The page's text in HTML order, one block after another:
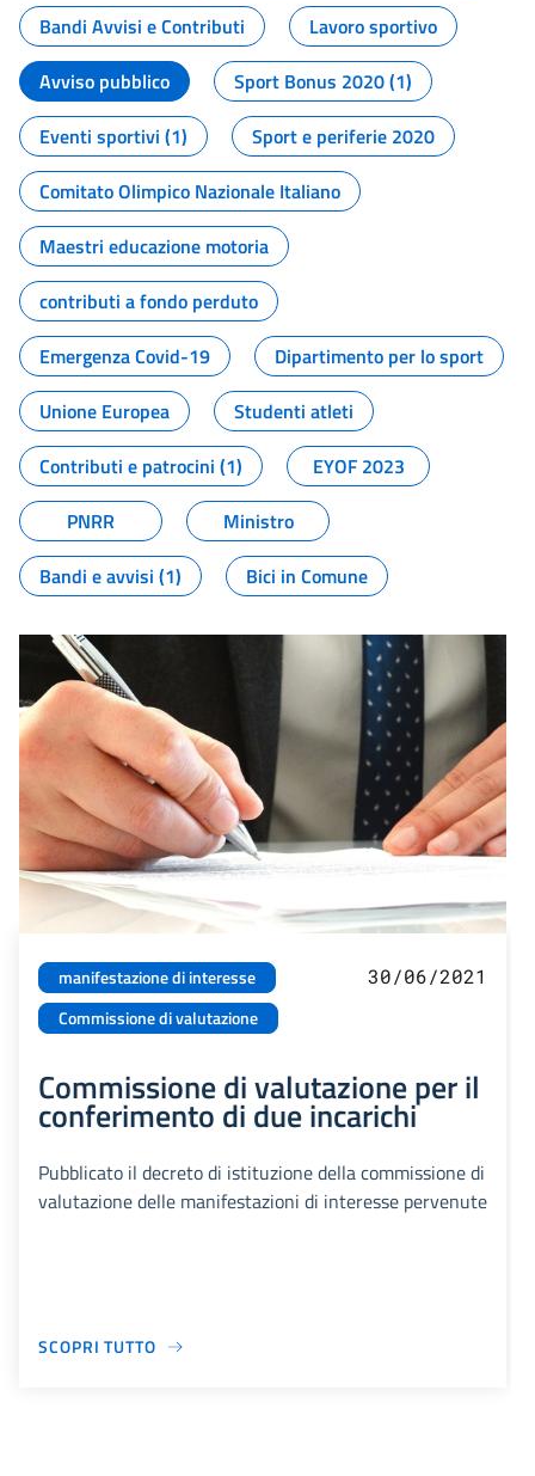
Bandi Avvisi e Contributi
Lavoro sportivo
Avviso pubblico
Sport Bonus 2020 (1)
Eventi sportivi (1)
Sport e periferie 2020
Comitato Olimpico Nazionale Italiano
Maestri educazione motoria
contributi a fondo perduto
Emergenza Covid-19
Dipartimento per lo sport
Unione Europea
Studenti atleti
Contributi e patrocini (1)
EYOF 2023
PNRR
Ministro
Bandi e avvisi (1)
Bici in Comune
manifestazione di interesse
Commissione di valutazione
30/06/2021
Commissione di valutazione per il
conferimento di due incarichi
Pubblicato il decreto di istituzione della commissione di
valutazione delle manifestazioni di interesse pervenute
SCOPRI TUTTO